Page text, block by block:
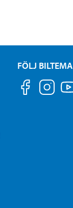
FÖLJ BILTEMA